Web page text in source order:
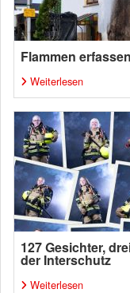
Flammen
Weiterlesen
127 Gesichter,
der Interschutz
Weiterlesen